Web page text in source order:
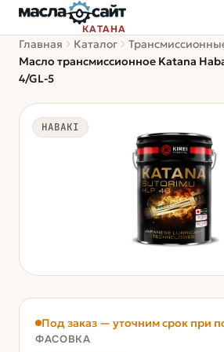
КАТАНА
Главная Каталог
Масло трансмиссионное Katana
4/GL-5
HABAKI
Под заказ — уточним срок при
ФАСОВКА